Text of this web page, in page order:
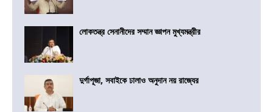
লোকতন্ত্র সেনানীদের সম্মান জ্ঞাপন মুখ্যমন্ত্রীর
দুর্গাপূজা, সবাইকে ঢালাও অনুদান নয় রাজ্যের